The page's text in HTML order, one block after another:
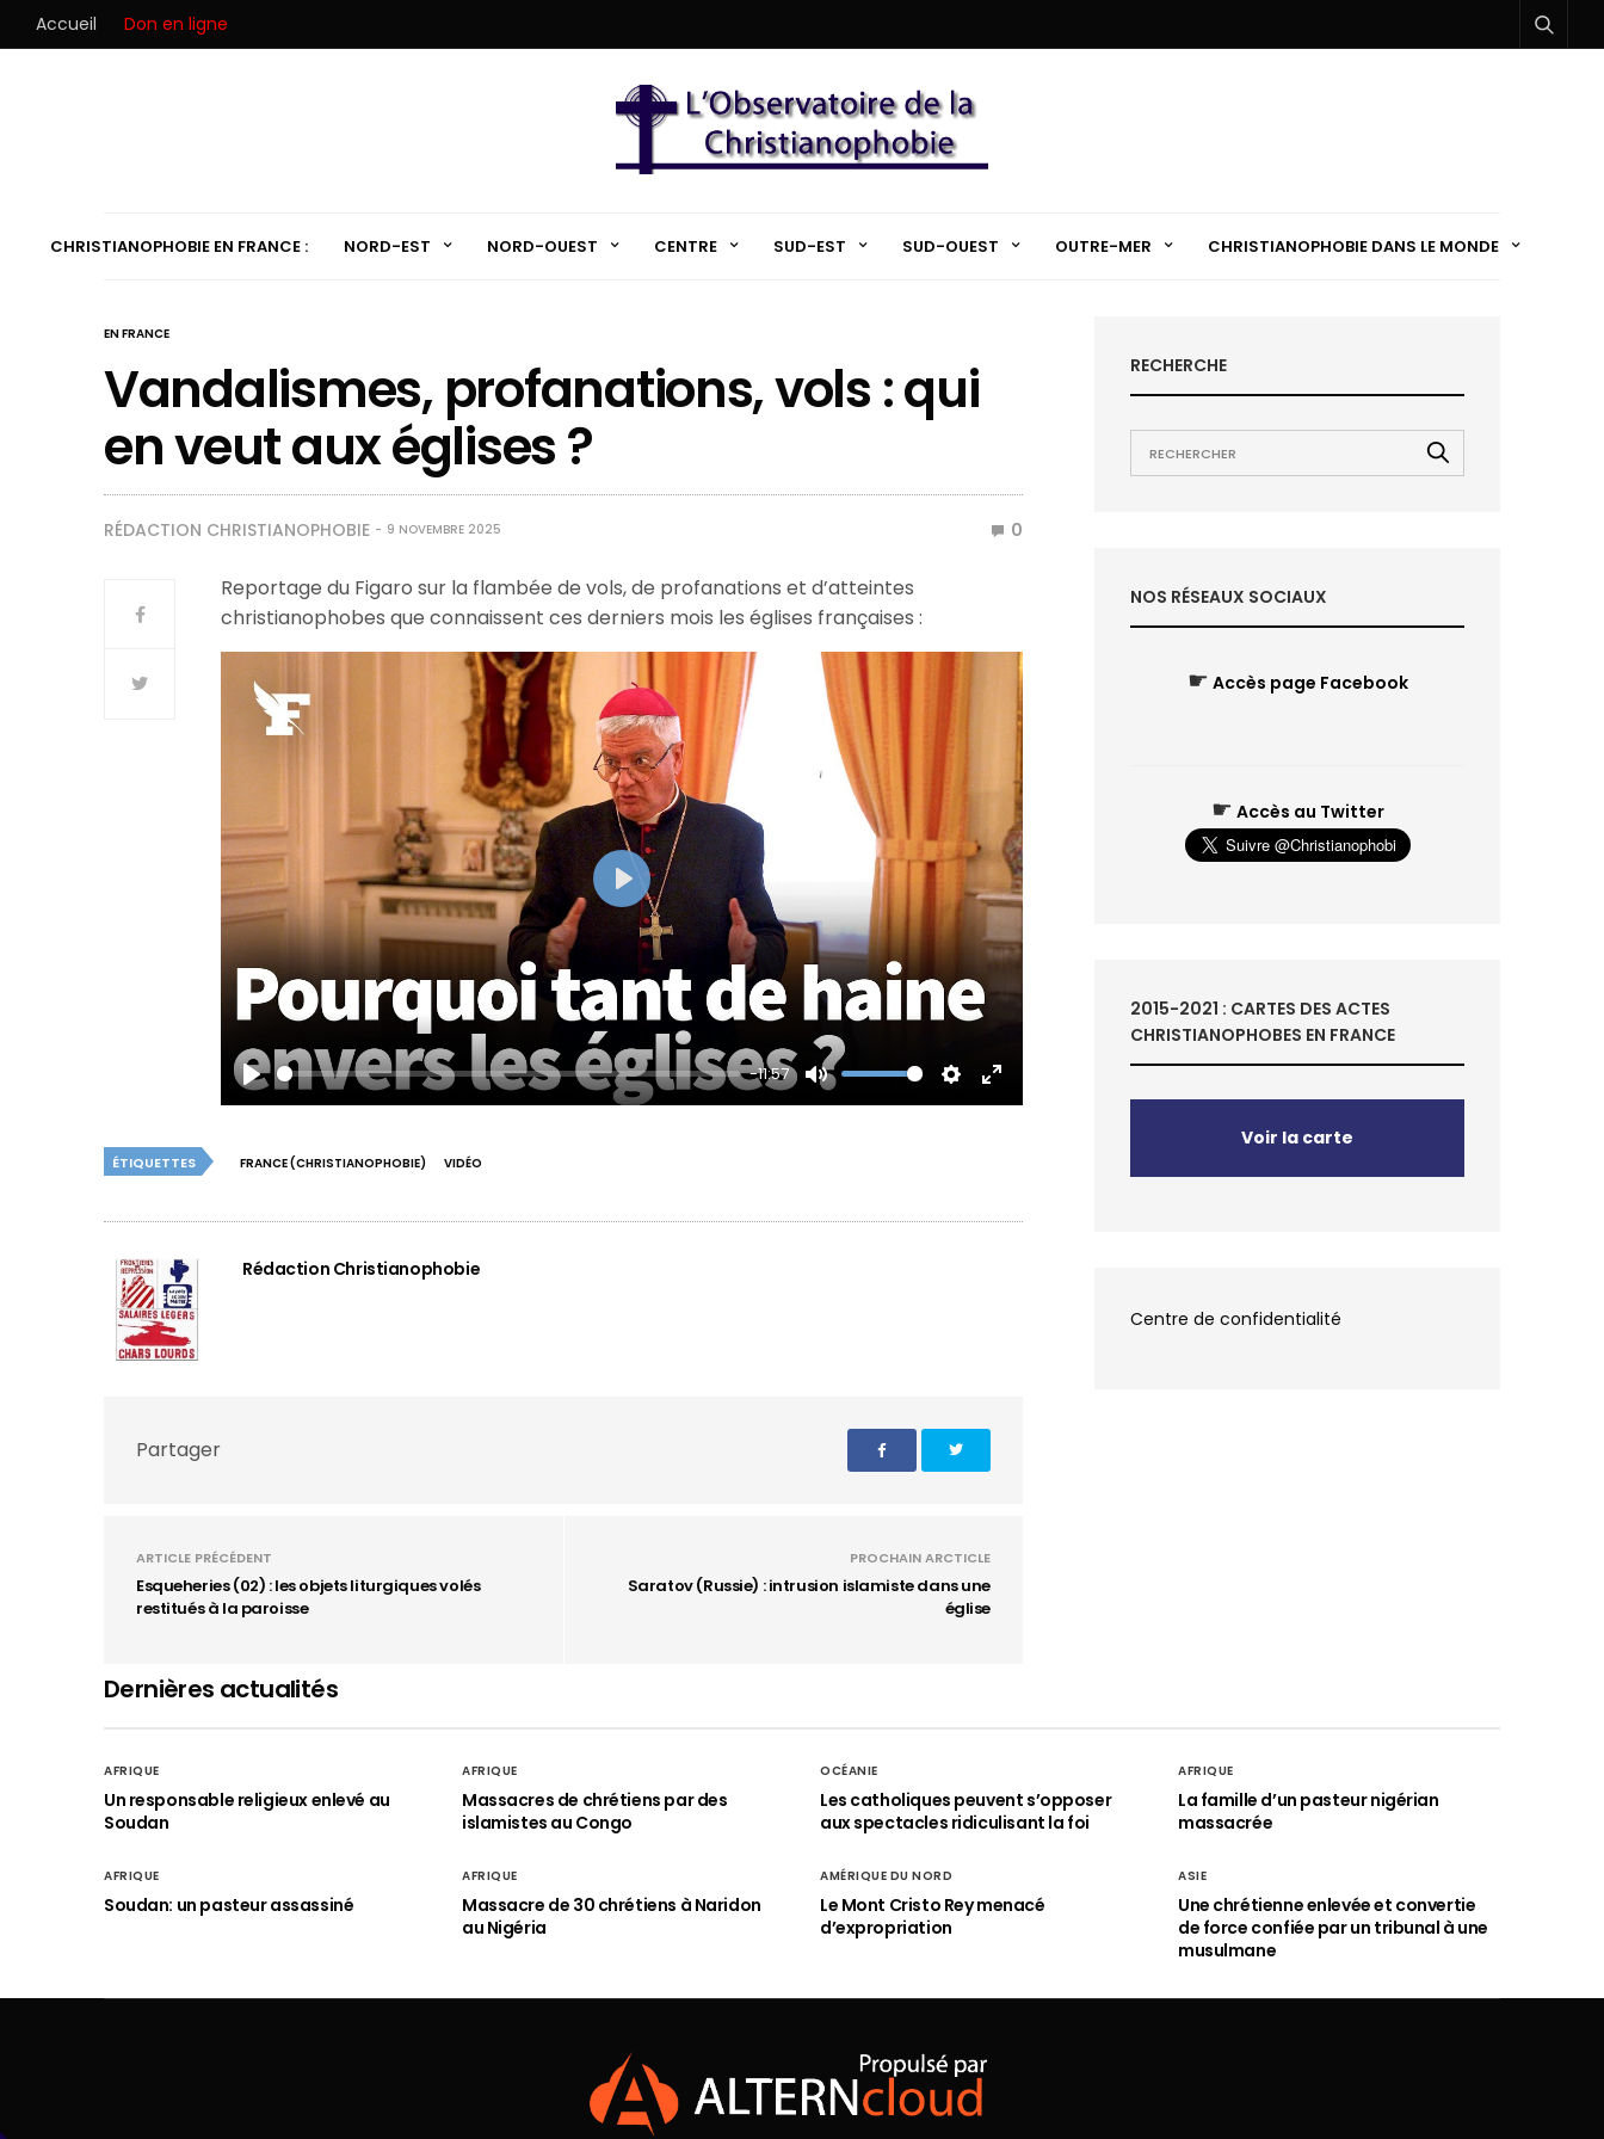
Accueil Don en ligne
CHRISTIANOPHOBIE EN FRANCE : NORD-EST NORD-OUEST CENTRE SUD-EST SUD-OUEST OUTRE-MER CHRISTIANOPHOBIE DANS LE MONDE
EN FRANCE
Vandalismes, profanations, vols : qui
en veut aux églises ?
RÉDACTION CHRISTIANOPHOBIE 9 NOVEMBRE 2025 0
Reportage du Figaro sur la flambée de vols, de profanations et d’atteintes
christianophobes que connaissent ces derniers mois les églises françaises :
Play
-11:57
Mute Settings
Enter
Play
ÉTIQUETTES FRANCE (CHRISTIANOPHOBIE) VIDÉO
Rédaction Christianophobie
Partager
ARTICLE PRÉCÉDENT
Esqueheries (02) : les objets liturgiques volés
restitués à la paroisse
PROCHAIN ARCTICLE
Saratov (Russie) : intrusion islamiste dans une
église
RECHERCHE
NOS RÉSEAUX SOCIAUX
☛ Accès page Facebook
☛ Accès au Twitter
2015-2021 : CARTES DES ACTES
CHRISTIANOPHOBES EN FRANCE
Voir la carte
Centre de confidentialité
Dernières actualités
AFRIQUE
Un responsable religieux enlevé au
Soudan
AFRIQUE
Massacres de chrétiens par des
islamistes au Congo
OCÉANIE
Les catholiques peuvent s’opposer
aux spectacles ridiculisant la foi
AFRIQUE
La famille d’un pasteur nigérian
massacrée
AFRIQUE
Soudan: un pasteur assassiné
AFRIQUE
Massacre de 30 chrétiens à Naridon
au Nigéria
AMÉRIQUE DU NORD
Le Mont Cristo Rey menacé
d’expropriation
ASIE
Une chrétienne enlevée et convertie
de force confiée par un tribunal à une
musulmane